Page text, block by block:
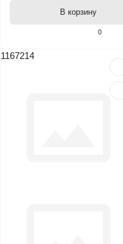
0
В корзину
1167214